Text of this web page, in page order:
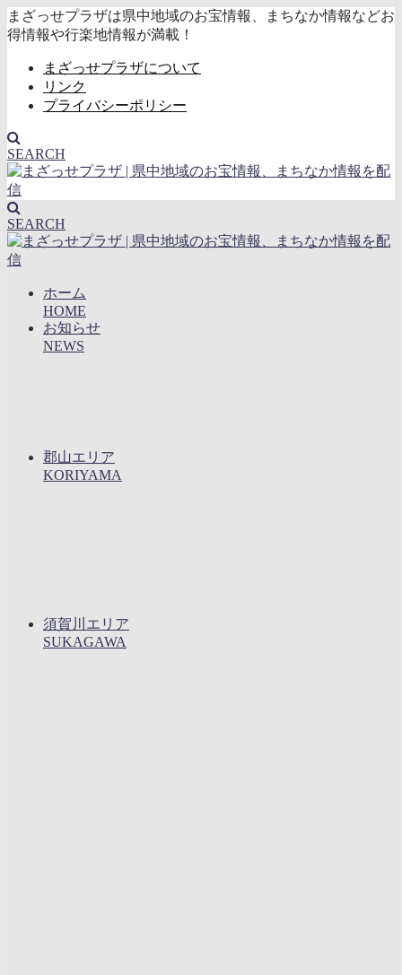
まざっせプラザは県中地域のお宝情報、まちなか情報などお
得情報や行楽地情報が満載！
まざっせプラザについて
リンク
プライバシーポリシー
SEARCH
SEARCH
ホーム
HOME
お知らせ
NEWS
郡山エリア
KORIYAMA
須賀川エリア
SUKAGAWA